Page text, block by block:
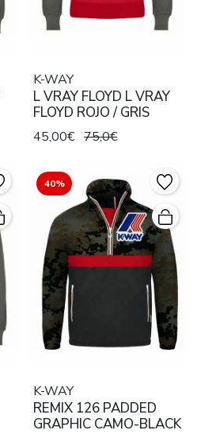
K-WAY
L VRAY FLOYD L VRAY
FLOYD ROJO / GRIS
45,00€ 75,0€
40%
K-WAY
REMIX 126 PADDED
GRAPHIC CAMO-BLACK